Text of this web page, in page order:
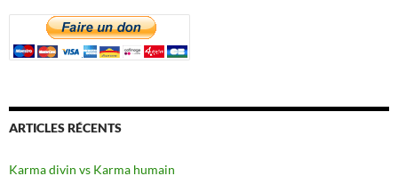
ARTICLES RÉCENTS
Karma divin vs Karma humain